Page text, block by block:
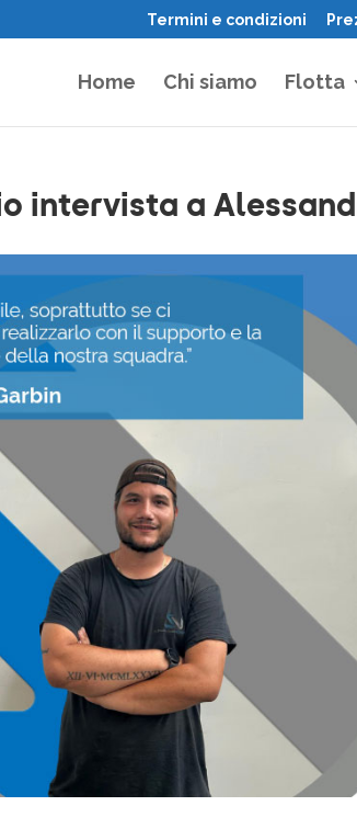
Termini e condizioni
Home Chi siamo Flotta
intervista a